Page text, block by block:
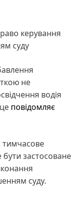
керування
суду
не
водія
повідомляє
тимчасове
застосоване
суду.